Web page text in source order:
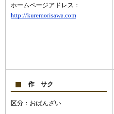
ホームページアドレス：
http://kuremorisawa.com
作 サク
区分：おばんざい